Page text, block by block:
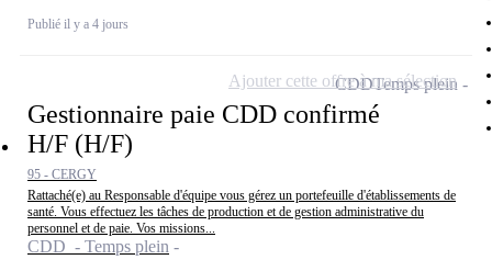
Publié il y a 4 jours
Gestionnaire paie CDD confirmé
H/F (H/F)
95 - CERGY
Rattaché(e) au Responsable d'équipe vous gérez un portefeuille d'établissements de
santé. Vous effectuez les tâches de production et de gestion administrative du
personnel et de paie. Vos missions...
CDD - Temps plein
CDDTemps plein
Ajouter cette offre à ma sélection